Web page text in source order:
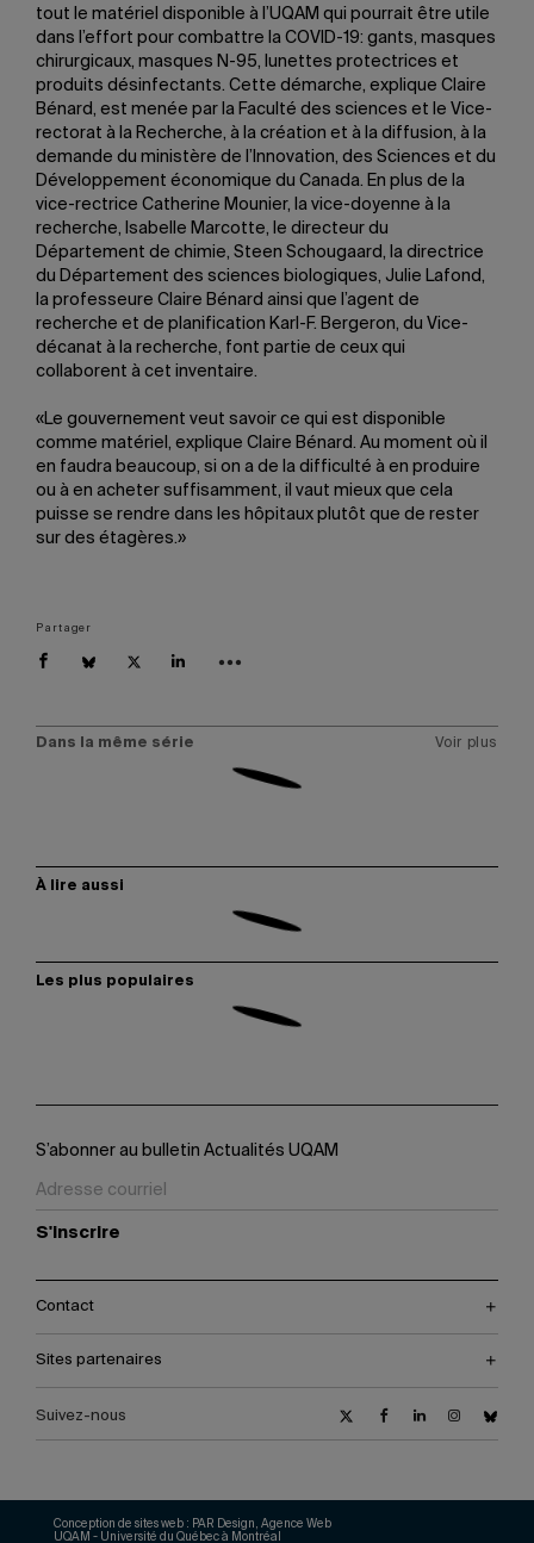
tout le matériel disponible à l’UQAM qui pourrait être utile
dans l’effort pour combattre la COVID-19: gants, masques
chirurgicaux, masques N-95, lunettes protectrices et
produits désinfectants. Cette démarche, explique Claire
Bénard, est menée par la Faculté des sciences et le Vice-
rectorat à la Recherche, à la création et à la diffusion, à la
demande du ministère de l’Innovation, des Sciences et du
Développement économique du Canada. En plus de la
vice-rectrice Catherine Mounier, la vice-doyenne à la
recherche, Isabelle Marcotte, le directeur du
Département de chimie, Steen Schougaard, la directrice
du Département des sciences biologiques, Julie Lafond,
la professeure Claire Bénard ainsi que l’agent de
recherche et de planification Karl-F. Bergeron, du Vice-
décanat à la recherche, font partie de ceux qui
collaborent à cet inventaire.
«Le gouvernement veut savoir ce qui est disponible
comme matériel, explique Claire Bénard. Au moment où il
en faudra beaucoup, si on a de la difficulté à en produire
ou à en acheter suffisamment, il vaut mieux que cela
puisse se rendre dans les hôpitaux plutôt que de rester
sur des étagères.»
Partager
Dans la même série Voir plus
À lire aussi
Les plus populaires
S’abonner au bulletin Actualités UQAM
S'inscrire
Contact
Sites partenaires
Suivez-nous
UQAM - Université du Québec à Montréal
Conception de sites web : PAR Design, Agence Web